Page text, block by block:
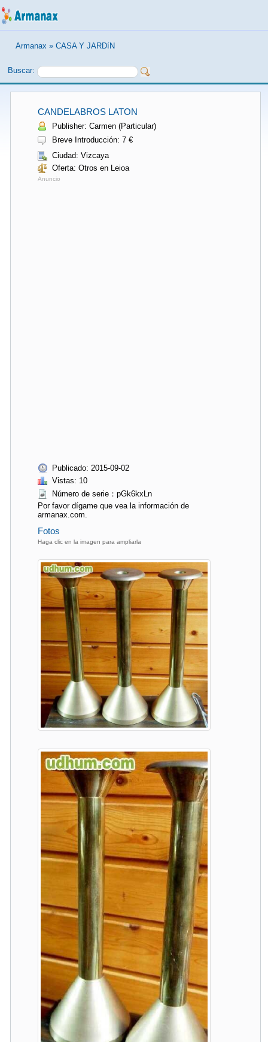
Armanax » CASA Y JARDíN
Buscar:
CANDELABROS LATON
Publisher: Carmen (Particular)
Breve Introducción: 7 €
Ciudad: Vizcaya
Oferta: Otros en Leioa
Anuncio
Publicado: 2015-09-02
Vistas: 10
Número de serie：pGk6kxLn
Por favor dígame que vea la información de
armanax.com.
Fotos
Haga clic en la imagen para ampliarla